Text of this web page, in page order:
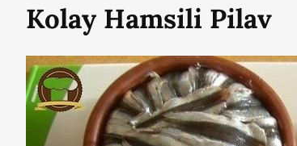
Kolay Hamsili Pilav